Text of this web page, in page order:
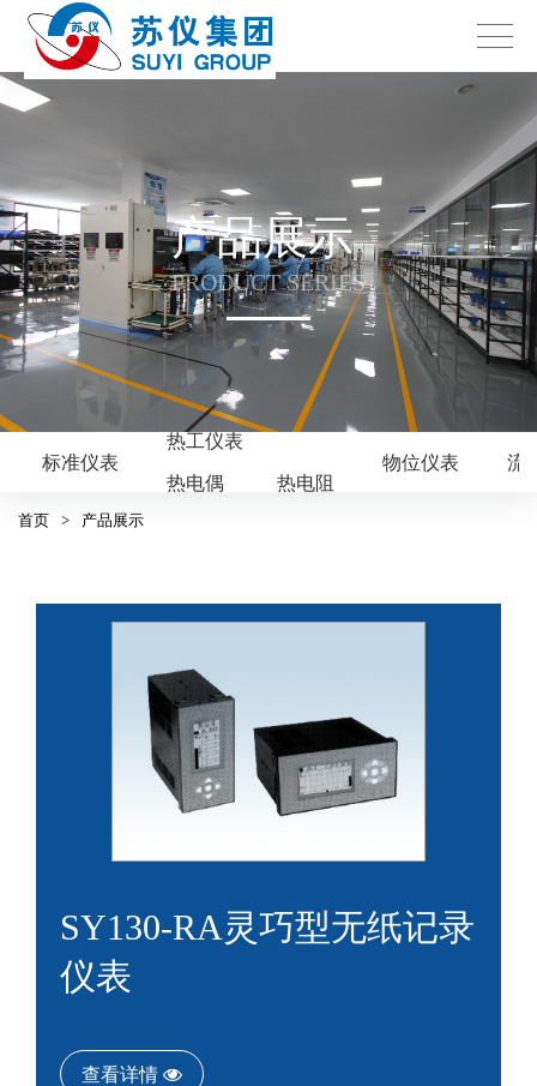
产品展示
PRODUCT SERIES
标准仪表
热工仪表
热电偶 热电阻
物位仪表 流
首页 > 产品展示
SY130-RA灵巧型无纸记录
仪表
查看详情